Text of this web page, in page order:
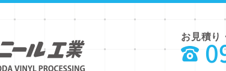
お見積り